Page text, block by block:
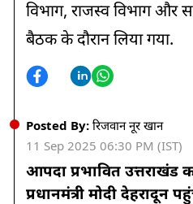
08:00 AM
हिमाचल के कई जिलों में भूस्खलन का
छाए
महाराष्ट्र में बारिश का कहर: 17 जिलों में
मूसलधार बरसात की चेतावनी
07:30 AM
राजस्थान में बारिश थमी, धूप ने बढ़ाई
विभाग, राजस्व विभाग और
बैठक के दौरान लिया गया.
Posted By: रिजवान नूर खान
11 Sep 2025 06:30 PM (IST)
आपदा प्रभावित उत्तराखंड
प्रधानमंत्री मोदी देहरादून